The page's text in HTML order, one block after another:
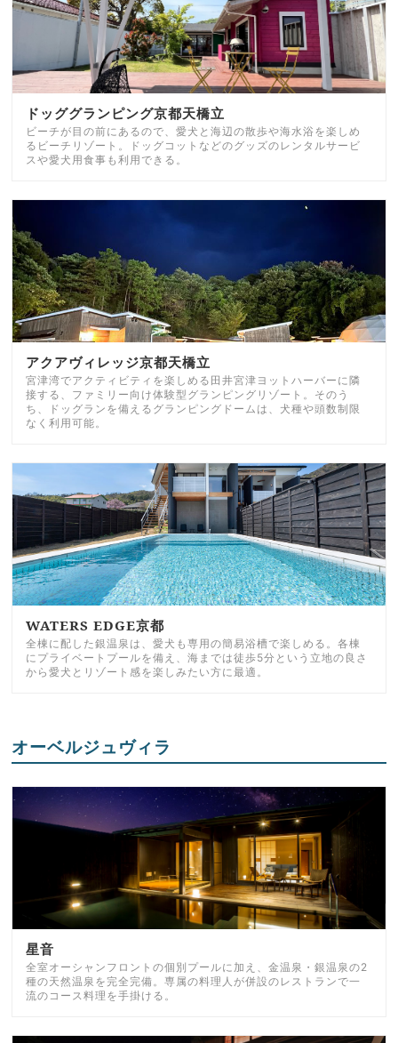
ドッググランピング京都天橋立
ビーチが目の前にあるので、愛犬と海辺の散歩や海水浴を楽しめ
るビーチリゾート。ドッグコットなどのグッズのレンタルサービ
スや愛犬用食事も利用できる。
アクアヴィレッジ京都天橋立
宮津湾でアクティビティを楽しめる田井宮津ヨットハーバーに隣
接する、ファミリー向け体験型グランピングリゾート。そのう
ち、ドッグランを備えるグランピングドームは、犬種や頭数制限
なく利用可能。
WATERS EDGE京都
全棟に配した銀温泉は、愛犬も専用の簡易浴槽で楽しめる。各棟
にプライベートプールを備え、海までは徒歩5分という立地の良さ
から愛犬とリゾート感を楽しみたい方に最適。
オーベルジュヴィラ
星音
全室オーシャンフロントの個別プールに加え、金温泉・銀温泉の2
種の天然温泉を完全完備。専属の料理人が併設のレストランで一
流のコース料理を手掛ける。